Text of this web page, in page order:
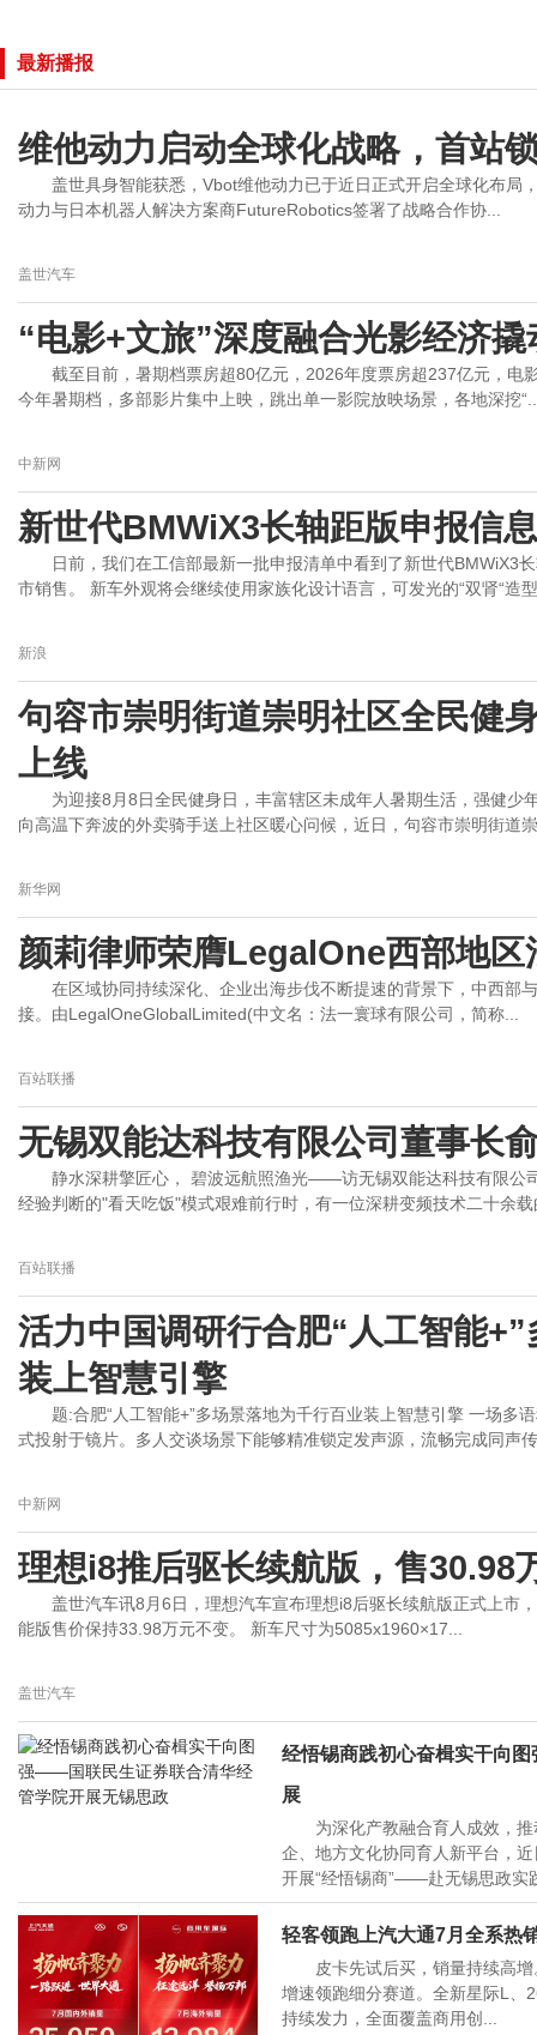
最新播报
维他动力启动全球化战略，首站
盖世具身智能获悉，Vbot维他动力已于近日正式开启全球化布局
动力与日本机器人解决方案商FutureRobotics签署了战略合作协...
盖世汽车
“电影+文旅”深度融合光影经济
截至目前，暑期档票房超80亿元，2026年度票房超237亿元，电
今年暑期档，多部影片集中上映，跳出单一影院放映场景，各地深挖
中新网
新世代BMWiX3长轴距版申报信
日前，我们在工信部最新一批申报清单中看到了新世代BMWiX3
市销售。 新车外观将会继续使用家族化设计语言，可发光的“双肾“造
新浪
句容市崇明街道崇明社区全民健
上线
为迎接8月8日全民健身日，丰富辖区未成年人暑期生活，强健少
向高温下奔波的外卖骑手送上社区暖心问候，近日，句容市崇明街道
新华网
颜莉律师荣膺LegalOne西部地
在区域协同持续深化、企业出海步伐不断提速的背景下，中西部
接。由LegalOneGlobalLimited(中文名：法一寰球有限公司，简称...
百站联播
无锡双能达科技有限公司董事长
静水深耕擎匠心， 碧波远航照渔光——访无锡双能达科技有限公
经验判断的"看天吃饭"模式艰难前行时，有一位深耕变频技术二十余
百站联播
活力中国调研行合肥“人工智能
装上智慧引擎
题:合肥“人工智能+”多场景落地为千行百业装上智慧引擎 一场多
式投射于镜片。多人交谈场景下能够精准锁定发声源，流畅完成同声
中新网
理想i8推后驱长续航版，售30.98
盖世汽车讯8月6日，理想汽车宣布理想i8后驱长续航版正式上市
能版售价保持33.98万元不变。 新车尺寸为5085x1960×17...
盖世汽车
经悟锡商践初心奋楫实干向
展
为深化产教融合育人成效，
企、地方文化协同育人新平台，
开展“经悟锡商”——赴无锡思政实
轻客领跑上汽大通7月全系热
皮卡先试后买，销量持续高
增速领跑细分赛道。全新星际L、
持续发力，全面覆盖商用创...